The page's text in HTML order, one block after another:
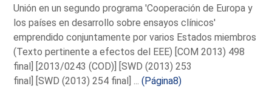
Unión en un segundo programa 'Cooperación de Europa y
los países en desarrollo sobre ensayos clínicos'
emprendido conjuntamente por varios Estados miembros
(Texto pertinente a efectos del EEE) [COM 2013) 498
final] [2013/0243 (COD)] [SWD (2013) 253
final] [SWD (2013) 254 final] ...(Página8)